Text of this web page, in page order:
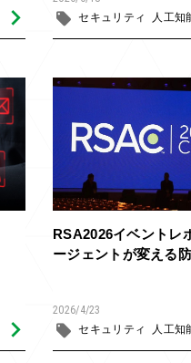
セキュリティ
人工知
RSA2026イベントレ
ージェントが変える
2026/4/23
セキュリティ
人工知